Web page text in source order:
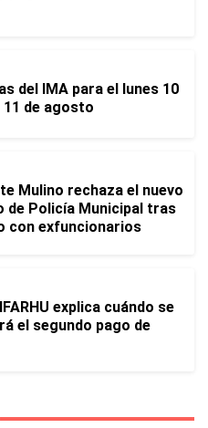
del IMA para el lunes 10
de agosto
Mulino rechaza el nuevo
de Policía Municipal tras
con exfuncionarios
explica cuándo se
el segundo pago de